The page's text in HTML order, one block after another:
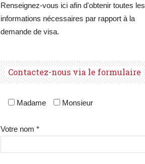
Renseignez-vous ici afin d'obtenir toutes les
informations nécessaires par rapport à la
demande de visa.
Contactez-nous via le formulaire
Madame Monsieur
Votre nom *